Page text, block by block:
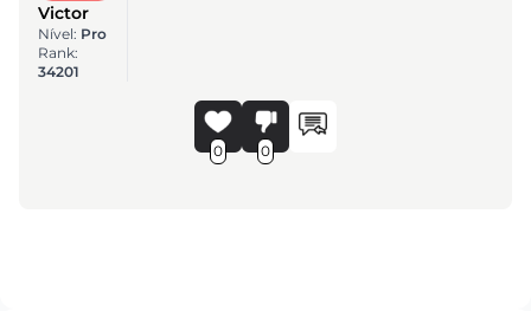
Victor
Nível: Pro
Rank:
34201
0 0